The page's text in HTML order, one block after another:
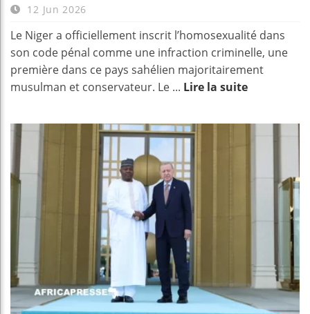
12 Jun 2026
Le Niger a officiellement inscrit l’homosexualité dans
son code pénal comme une infraction criminelle, une
première dans ce pays sahélien majoritairement
musulman et conservateur. Le ... Lire la suite